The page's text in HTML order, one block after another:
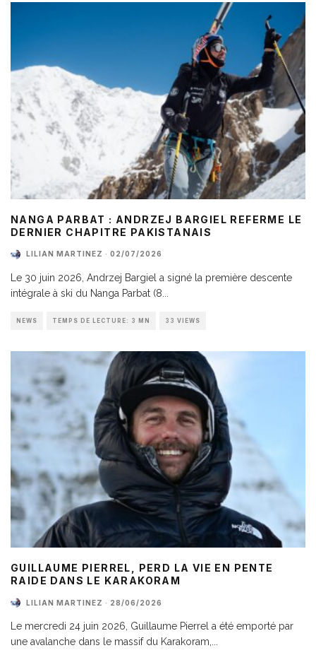
NANGA PARBAT : ANDRZEJ BARGIEL REFERME LE
DERNIER CHAPITRE PAKISTANAIS
LILIAN MARTINEZ · 02/07/2026
Le 30 juin 2026, Andrzej Bargiel a signé la première descente
intégrale à ski du Nanga Parbat (8
NEWS TEMPS DE LECTURE: 3 MN 33 VIEWS
GUILLAUME PIERREL, PERD LA VIE EN PENTE
RAIDE DANS LE KARAKORAM
LILIAN MARTINEZ · 28/06/2026
Le mercredi 24 juin 2026, Guillaume Pierrel a été emporté par
une avalanche dans le massif du Karakoram,...